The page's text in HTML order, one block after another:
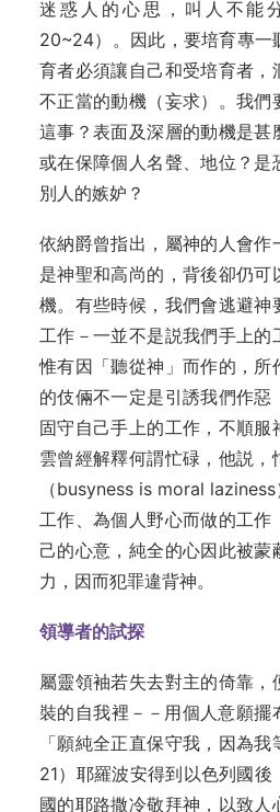
迷惑人的心思，叫人不能
20~24）。因此，要培育專一
育者必須讓自己和受培育者，
不正當的動機（妄求）。我們
這事？表面及深層的動機是甚
或在保障個人名聲、地位？是
別人的嫉妒？
依納爵曾指出，屬神的人會作
是神聖和高尚的，背後卻仍可
機。有些時候，我們會逃避神
工作－一並不是説我們手上的
惟有因「聽從神」而作的，所
的伎倆不一定是引誘我們作惡
固守自己手上的工作，不順服
雲曾經解釋何謂忙碌，他説
（busyness is moral
工作、為個人野心而做的工作
己的心意，純全的心因此被
力，因而犯罪違背神。
領導者的試探
屬靈領袖若失去對主的倚靠
裝的自我裡－－用個人意願擺
「願純全正直保守我，因為
21）耶羅波安得到以色列國
國的耶路撒冷敬拜神，以致